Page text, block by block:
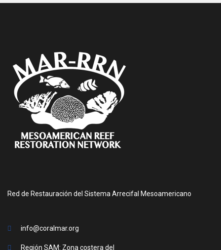
Red de Restauración del Sistema Arrecifal Mesoamericano
info@coralmar.org
Región SAM: Zona costera del